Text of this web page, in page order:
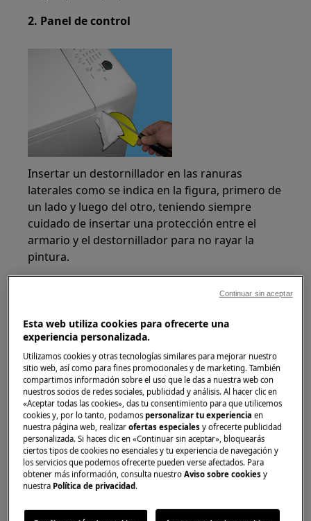
2. Panel de control
Insertar un destornillador en las ranuras
laterales como se indica en la figura, primero de
un lado y luego del otro, teniendo siempre
cuidado de insertar una protección entre el
armario y el destornillador para no rayar la
pintura.
ligeramente el panel de control y aflojar los clips
que lo fijan en su lugar.
Levante ligeramente la parte frontal del panel
de control.
Muévelo hacia atrás.
Esta web utiliza cookies para ofrecerte una
experiencia personalizada.
Utilizamos cookies y otras tecnologías similares para mejorar nuestro
sitio web, así como para fines promocionales y de marketing. También
compartimos información sobre el uso que le das a nuestra web con
nuestros socios de redes sociales, publicidad y análisis. Al hacer clic en
«Aceptar todas las cookies», das tu consentimiento para que utilicemos
cookies y, por lo tanto, podamospersonalizar tu experienciaen
nuestra página web, realizarofertas especiales y ofrecerte publicidad
personalizada. Si haces clic en «Continuar sin aceptar», bloquearás
ciertos tipos de cookies no esenciales y tu experiencia de navegación y
los servicios que podemos ofrecerte pueden verse afectados. Para
obtener más información, consulta nuestroAviso sobre cookies y
nuestra Política de privacidad.
Continuar sin aceptar